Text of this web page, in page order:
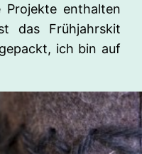
Projekte enthalten
das Frühjahrskit
ich bin auf